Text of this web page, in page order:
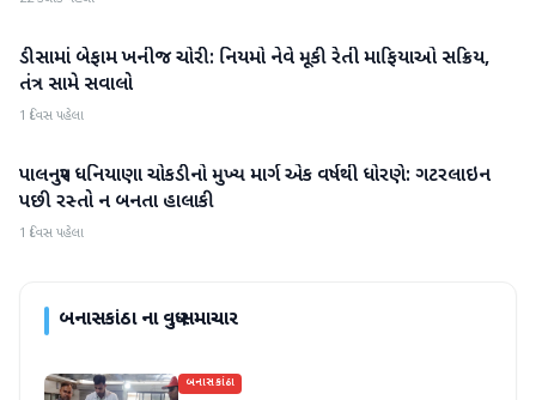
બનાસકાંઠા
ડીસામાં બેફામ ખનીજ ચોરી: નિયમો નેવે મૂકી રેતી માફિયાઓ સક્રિય,
તંત્ર સામે સવાલો
1 દિવસ પહેલા
બનાસકાંઠા
પાલનપુર ધનિયાણા ચોકડીનો મુખ્ય માર્ગ એક વર્ષથી ધોરણે: ગટરલાઇન
પછી રસ્તો ન બનતા હાલાકી
1 દિવસ પહેલા
બનાસકાંઠાના વધુ સમાચાર
બનાસકાંઠા